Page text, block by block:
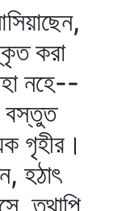
করা
নহে--
বস্তুত
গৃহীর।
হঠাৎ